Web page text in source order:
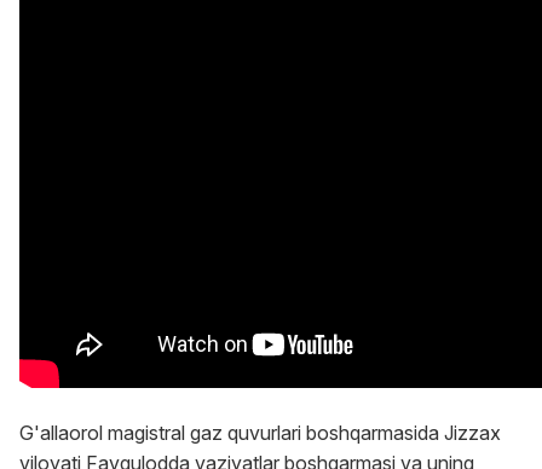
G'allaorol magistral gaz quvurlari boshqarmasida Jizzax
viloyati Favqulodda vaziyatlar boshqarmasi va uning